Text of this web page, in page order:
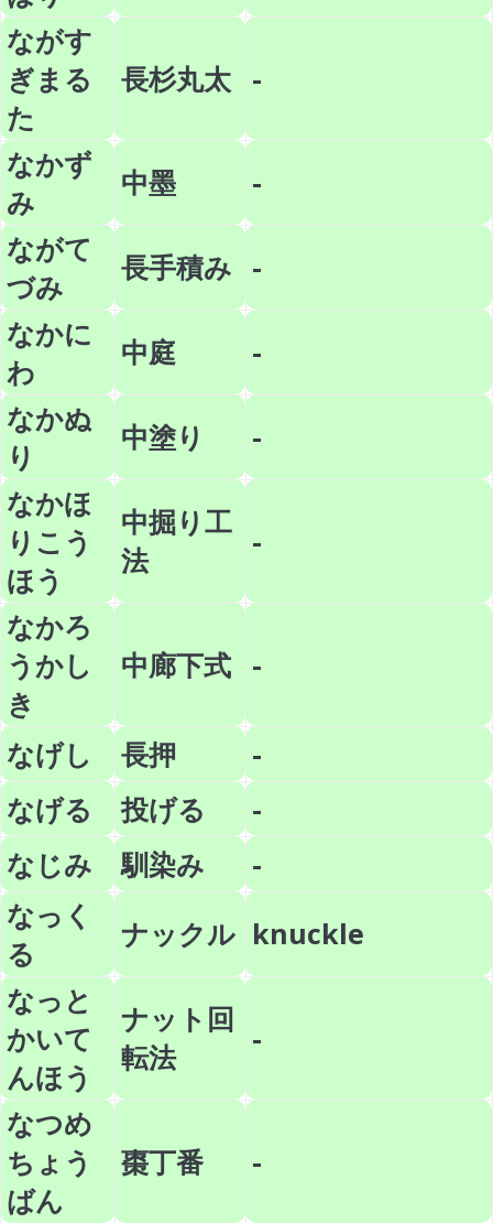
ながす
ぎまる
た
長杉丸太 -
なかず
み
中墨
-
ながて
づみ
長手積み -
なかに
わ
中庭
-
なかぬ
り
中塗り
-
なかほ
りこう
ほう
中掘り工
法
-
なかろ
うかし
き
中廊下式 -
なげし 長押
-
なげる
投げる
-
なじみ
馴染み
-
なっく
る
ナックル knuckle
なっと
かいて
んほう
ナット回
転法
-
なつめ
ちょう
ばん
棗丁番 -